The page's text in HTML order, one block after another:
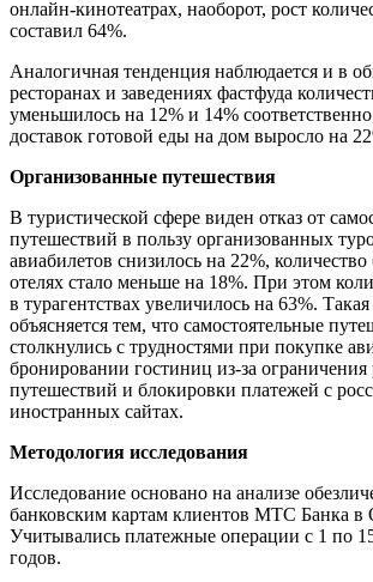
онлайн-кинотеатрах, наоборот, рост
составил 64%.
Аналогичная тенденция наблюдается и в
ресторанах и заведениях фастфуда
уменьшилось на 12% и 14%
доставок готовой еды на дом выросло на
Организованные путешествия
В туристической сфере виден отказ от
путешествий в пользу организованных
авиабилетов снизилось на 22%,
отелях стало меньше на 18%. При этом
в турагентствах увеличилось на 63%.
объясняется тем, что самостоятельные
столкнулись с трудностями при покупке
бронировании гостиниц из-за ограничения
путешествий и блокировки платежей с
иностранных сайтах.
Методология исследования
Исследование основано на анализе
банковским картам клиентов МТС Банка в
Учитывались платежные операции с 1 по
годов.